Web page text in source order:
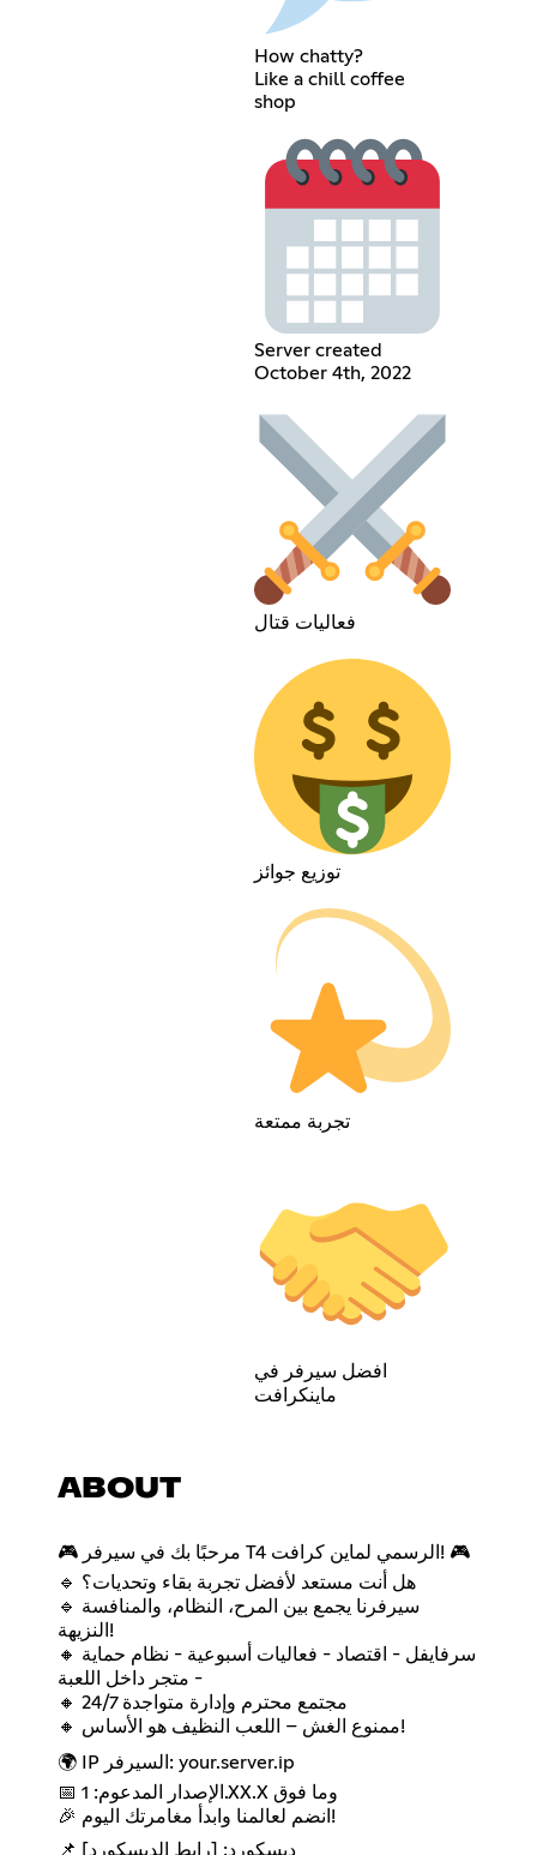
How chatty?
Like a chill coffee
shop
Server created
October 4th, 2022
فعاليات قتال
توزيع جوائز
تجربة ممتعة
افضل سيرفر في
ماينكرافت
ABOUT
🎮 مرحبًا بك في سيرفر T4 الرسمي لماين كرافت! 🎮
🔹 هل أنت مستعد لأفضل تجربة بقاء وتحديات؟
🔹 سيرفرنا يجمع بين المرح، النظام، والمنافسة
النزيهة!
🔸 سرفايفل - اقتصاد - فعاليات أسبوعية - نظام حماية
- متجر داخل اللعبة
🔸 مجتمع محترم وإدارة متواجدة 24/7
🔸 ممنوع الغش – اللعب النظيف هو الأساس!
🌍 IP السيرفر: your.server.ip
📅 الإصدار المدعوم: 1.XX.X وما فوق
🎉 انضم لعالمنا وابدأ مغامرتك اليوم!
📌 ديسكورد: [رابط الديسكورد]